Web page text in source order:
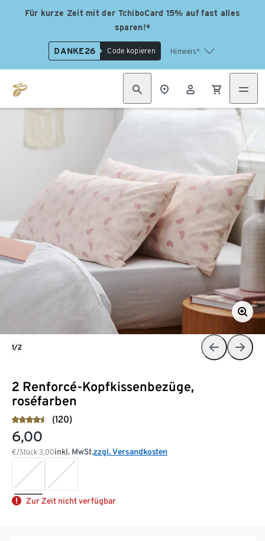
Für kurze Zeit mit der TchiboCard 15% auf fast alles
sparen!*
DANKE26 Code kopieren Hinweis*
2 Renforcé-Kopfkissenbezüge,
roséfarben
(120)
6,00
€/Stück 3,00inkl. MwSt.zzgl. Versandkosten
Zur Zeit nicht verfügbar
1/2